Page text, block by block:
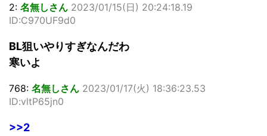
2: 名無しさん 2023/01/15(日) 20:24:18.19
ID:C970UF9d0
BL狙いやりすぎなんだわ
寒いよ
768: 名無しさん 2023/01/17(火) 18:36:23.53
ID:vltP65jn0
>>2